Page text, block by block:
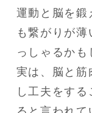
運動と脳を鍛
も繋がりが
っしゃるかも
実は、脳と筋
し工夫をす